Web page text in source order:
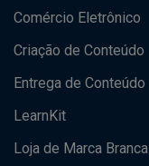
Comércio Eletrônico
Criação de Conteúdo
Entrega de Conteúdo
LearnKit
Loja de Marca Branca